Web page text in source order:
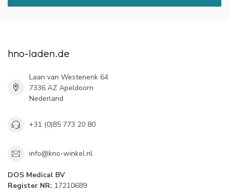
hno-laden.de
Laan van Westenenk 64
7336 AZ Apeldoorn
Nederland
+31 (0)85 773 20 80
info@kno-winkel.nl
DOS Medical BV
Register NR: 17210689